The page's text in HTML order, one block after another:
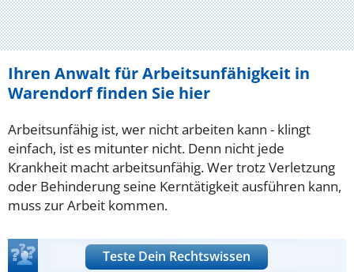
Ihren Anwalt für Arbeitsunfähigkeit in
Warendorf finden Sie hier
Arbeitsunfähig ist, wer nicht arbeiten kann - klingt
einfach, ist es mitunter nicht. Denn nicht jede
Krankheit macht arbeitsunfähig. Wer trotz Verletzung
oder Behinderung seine Kerntätigkeit ausführen kann,
muss zur Arbeit kommen.
Teste Dein Rechtswissen